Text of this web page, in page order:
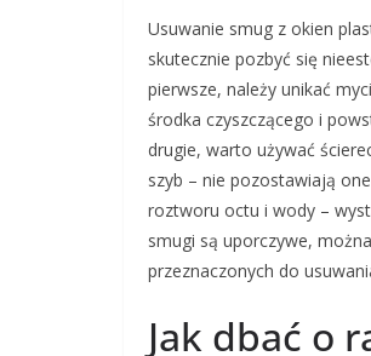
Usuwanie smug z okien
skutecznie pozbyć się
pierwsze, należy unikać
środka czyszczącego i
drugie, warto używać
szyb – nie pozostawiają
roztworu octu i wody –
smugi są uporczywe,
przeznaczonych do
Jak dbać o